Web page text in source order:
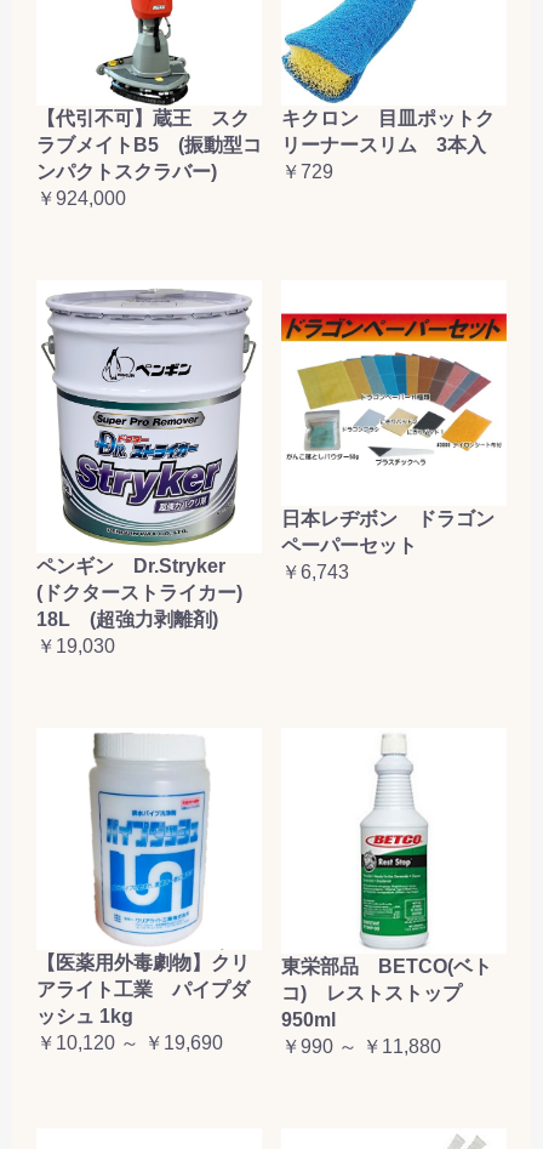
【代引不可】蔵王 スク
ラブメイトB5 (振動型コ
ンパクトスクラバー)
￥924,000
キクロン 目皿ポットク
リーナースリム 3本入
￥729
ペンギン Dr.Stryker
(ドクターストライカー)
18L (超強力剥離剤)
￥19,030
日本レヂボン ドラゴン
ペーパーセット
￥6,743
【医薬用外毒劇物】クリ
アライト工業 パイプダ
ッシュ 1kg
￥10,120 ～ ￥19,690
東栄部品 BETCO(ベト
コ) レストストップ
950ml
￥990 ～ ￥11,880